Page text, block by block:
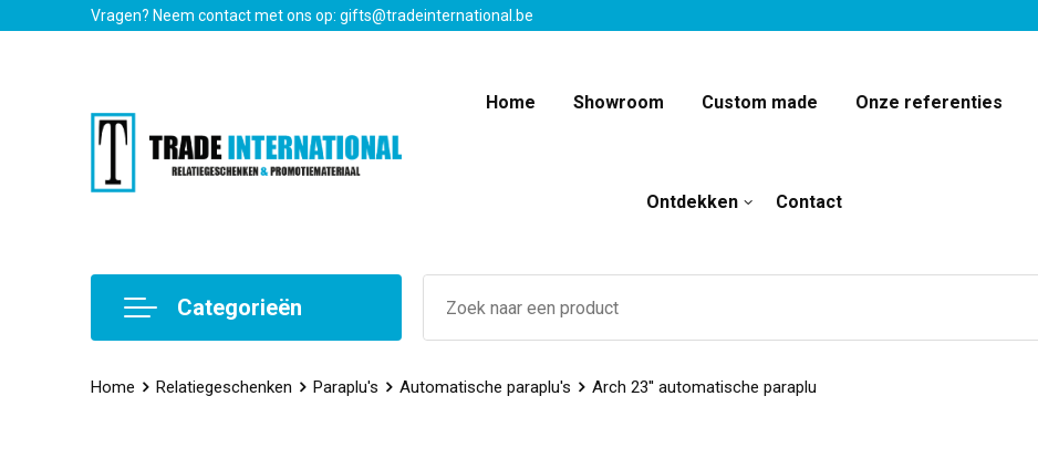
Vragen? Neem contact met ons op: gifts@tradeinternational.be
Home Showroom Custom made Onze referenties
Ontdekken Contact
Categorieën
Home Relatiegeschenken Paraplu's Automatische paraplu's Arch 23'' automatische paraplu